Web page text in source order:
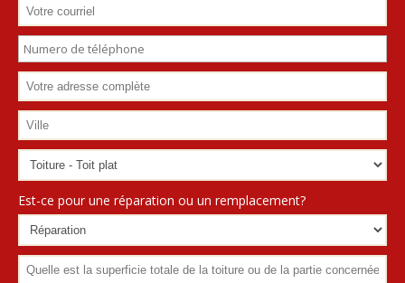
Est-ce pour une réparation ou un remplacement?